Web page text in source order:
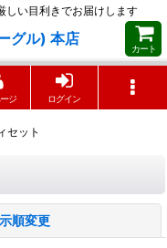
しい目利きでお届けします
グル) 本店
カート
ジ ログイン
セット
順変更